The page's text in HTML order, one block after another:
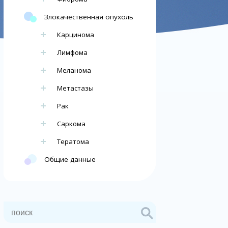
Злокачественная опухоль
Карцинома
Лимфома
Меланома
Метастазы
Рак
Саркома
Тератома
Общие данные